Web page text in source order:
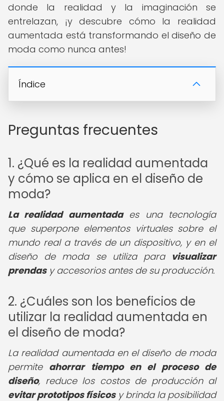
donde la realidad y la imaginación se
entrelazan, ¡y descubre cómo la realidad
aumentada está transformando el diseño de
moda como nunca antes!
Índice
Preguntas frecuentes
1. ¿Qué es la realidad aumentada
y cómo se aplica en el diseño de
moda?
La realidad aumentadaes una tecnología
que superpone elementos virtuales sobre el
mundo real a través de un dispositivo, y en el
diseño de moda se utiliza para visualizar
prendasy accesorios antes de su producción.
2. ¿Cuáles son los beneficios de
utilizar la realidad aumentada en
el diseño de moda?
La realidad aumentada en el diseño de moda
permite ahorrar tiempo en el proceso de
diseño, reduce los costos de producción al
evitar prototipos físicosy brinda la posibilidad